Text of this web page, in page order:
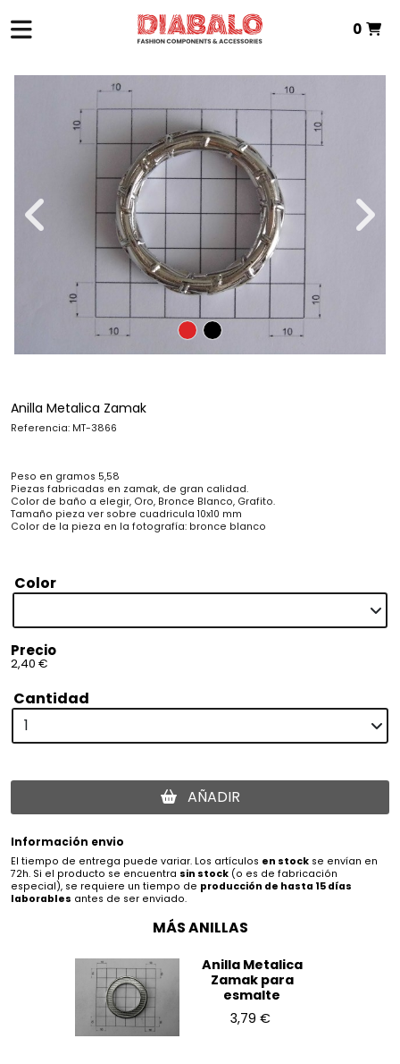
0
VER CESTA
Anilla Metalica Zamak
Referencia: MT-3866
Peso en gramos 5,58
Piezas fabricadas en zamak, de gran calidad.
Color de baño a elegir, Oro, Bronce Blanco, Grafito.
Tamaño pieza ver sobre cuadricula 10x10 mm
Color de la pieza en la fotografía: bronce blanco
Color
Precio
2,40 €
Cantidad
AÑADIR
Información envio
El tiempo de entrega puede variar. Los artículos en stock se envían en
72h. Si el producto se encuentra sin stock (o es de fabricación
especial), se requiere un tiempo de producción de hasta 15 días
laborables antes de ser enviado.
MÁS ANILLAS
Anilla Metalica
Zamak para
esmalte
3,79 €